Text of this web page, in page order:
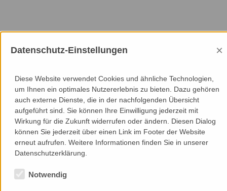
Mitgliedschaften
Datenschutz-Einstellungen ×
Diese Website verwendet Cookies und ähnliche Technologien,
um Ihnen ein optimales Nutzererlebnis zu bieten. Dazu gehören
auch externe Dienste, die in der nachfolgenden Übersicht
aufgeführt sind. Sie können Ihre Einwilligung jederzeit mit
Wirkung für die Zukunft widerrufen oder ändern. Diesen Dialog
können Sie jederzeit über einen Link im Footer der Website
erneut aufrufen. Weitere Informationen finden Sie in unserer
Datenschutzerklärung.
Notwendig